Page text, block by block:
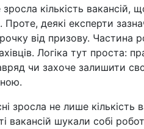
кількість вакансій,
деякі експерти
від призову. Частина
Логіка тут проста:
чи захоче залишити
зросла не лише кількість
вакансій шукали собі